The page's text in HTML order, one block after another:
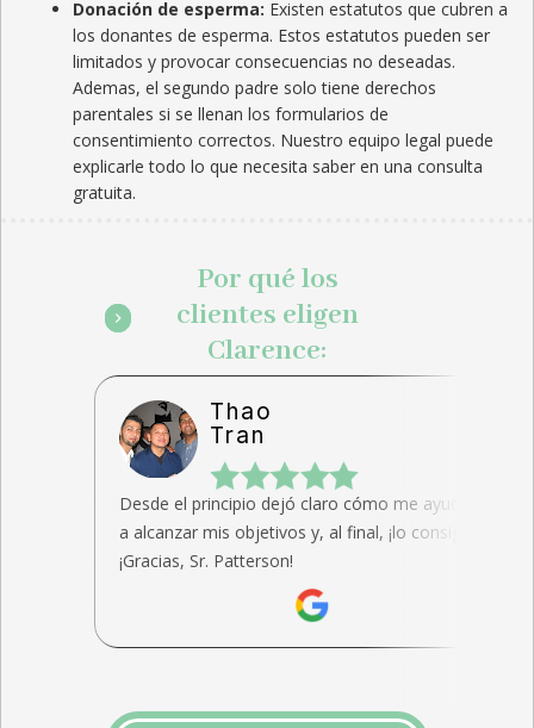
Donación de esperma: Existen estatutos que cubren a
los donantes de esperma. Estos estatutos pueden ser
limitados y provocar consecuencias no deseadas.
Ademas, el segundo padre solo tiene derechos
parentales si se llenan los formularios de
consentimiento correctos. Nuestro equipo legal puede
explicarle todo lo que necesita saber en una consulta
gratuita.
Por qué los
clientes eligen
Clarence:
Thao
Tran
Desde el principio dejó claro cómo me ayudaría
a alcanzar mis objetivos y, al final, ¡lo consiguió!
¡Gracias, Sr. Patterson!